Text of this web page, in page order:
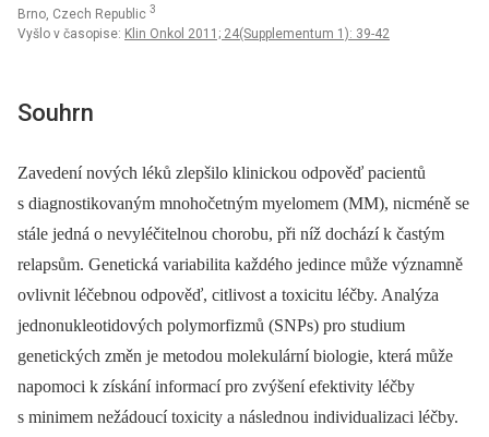
Brno, Czech Republic 3
Vyšlo v časopise: Klin Onkol 2011; 24(Supplementum 1): 39-42
Souhrn
Zavedení nových léků zlepšilo klinickou odpověď pacientů
s diagnostikovaným mnohočetným myelomem (MM), nicméně se
stále jedná o nevyléčitelnou chorobu, při níž dochází k častým
relapsům. Genetická variabilita každého jedince může významně
ovlivnit léčebnou odpověď, citlivost a toxicitu léčby. Analýza
jednonukleotidových polymorfizmů (SNPs) pro studium
genetických změn je metodou molekulární biologie, která může
napomoci k získání informací pro zvýšení efektivity léčby
s minimem nežádoucí toxicity a následnou individualizaci léčby.